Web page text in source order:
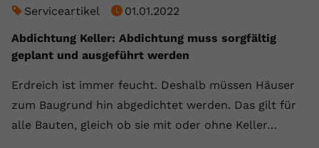
Serviceartikel
01.01.2022
Abdichtung Keller: Abdichtung muss sorgfältig
geplant und ausgeführt werden
Erdreich ist immer feucht. Deshalb müssen Häuser
zum Baugrund hin abgedichtet werden. Das gilt für
alle Bauten, gleich ob sie mit oder ohne Keller…